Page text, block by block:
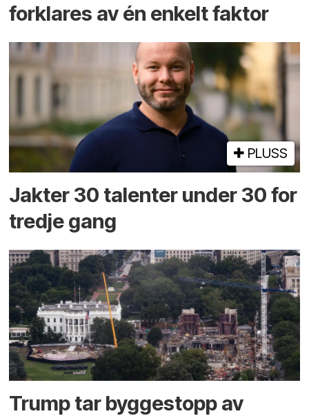
forklares av én enkelt faktor
PLUSS
Jakter 30 talenter under 30 for
tredje gang
Trump tar byggestopp av